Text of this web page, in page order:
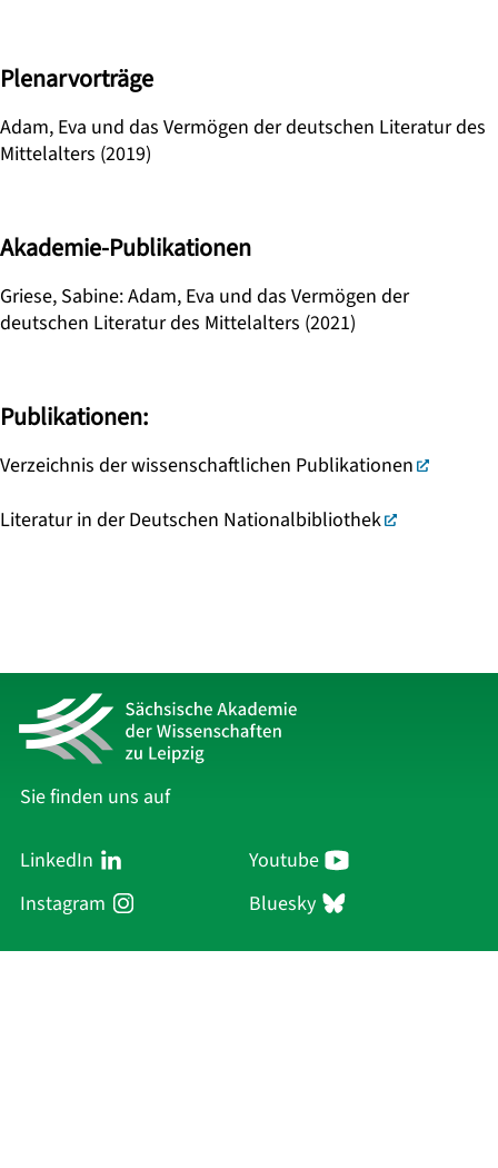
Plenarvorträge
Adam, Eva und das Vermögen der deutschen Literatur des
Mittelalters (2019)
Akademie-Publikationen
Griese, Sabine: Adam, Eva und das Vermögen der
deutschen Literatur des Mittelalters (2021)
Publikationen:
Verzeichnis der wissenschaftlichen Publikationen
Literatur in der Deutschen Nationalbibliothek
Sie finden uns auf
LinkedIn
Youtube
Instagram
Bluesky